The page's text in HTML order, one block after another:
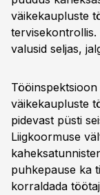
väikekaupluste
valusid seljas,
väikekaupluste
pidevast püsti
Liigkoormuse
puhkepause ka
korraldada